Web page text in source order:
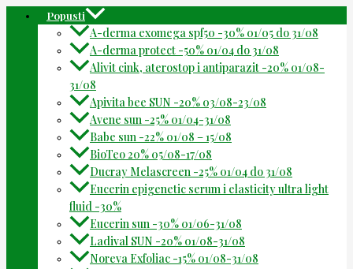
Popusti
A-derma exomega spf50 -30% 01/05 do 31/08
A-derma protect -50% 01/04 do 31/08
Alivit cink, aterostop i antiparazit -20% 01/08-
31/08
Apivita bee SUN -20% 03/08-23/08
Avene sun -25% 01/04-31/08
Babe sun -22% 01/08 – 15/08
BioTeo 20% 05/08-17/08
Ducray Melascreen -25% 01/04 do 31/08
Eucerin epigenetic serum i elasticity ultra light
fluid -30%
Eucerin sun -30% 01/06-31/08
Ladival SUN -20% 01/08-31/08
Noreva Exfoliac -15% 01/08-31/08